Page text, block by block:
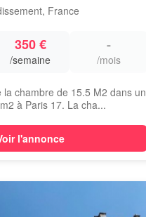
France
350 €
/semaine
-
/mois
la chambre de 15.5 M2 dans un
à Paris 17. La cha...
l'annonce